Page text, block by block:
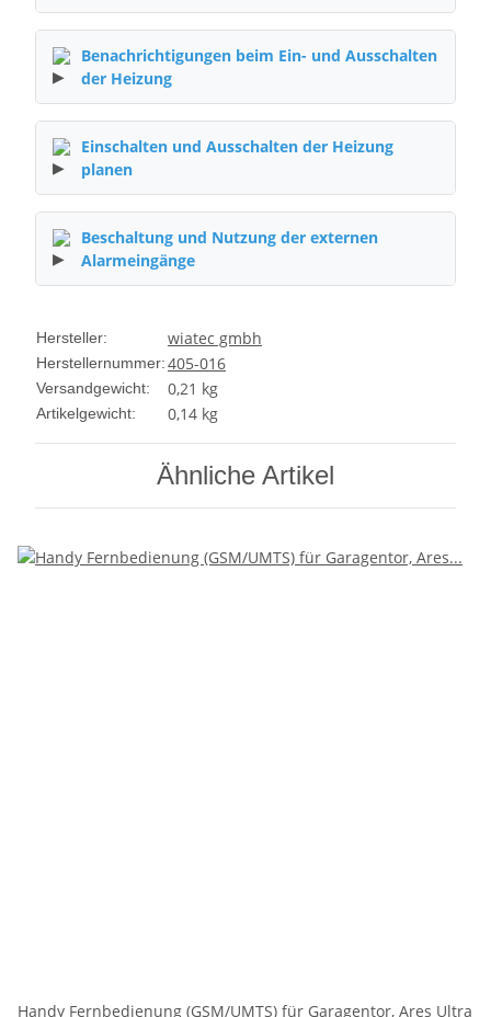
Benachrichtigungen beim Ein- und Ausschalten
der Heizung
Einschalten und Ausschalten der Heizung
planen
Beschaltung und Nutzung der externen
Alarmeingänge
Hersteller: wiatec gmbh
Herstellernummer:405-016
Versandgewicht: 0,21 kg
Artikelgewicht: 0,14 kg
Ähnliche Artikel
Handy Fernbedienung (GSM/UMTS) für Garagentor, Ares Ultra